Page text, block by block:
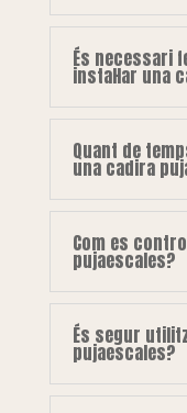
És necessari
instal·lar una
Quant de
una cadira
Com es
pujaescales?
És segur
pujaescales?